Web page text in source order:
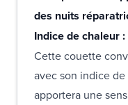
des nuits
Indice de chaleur
Cette couette
avec son indice
apportera une